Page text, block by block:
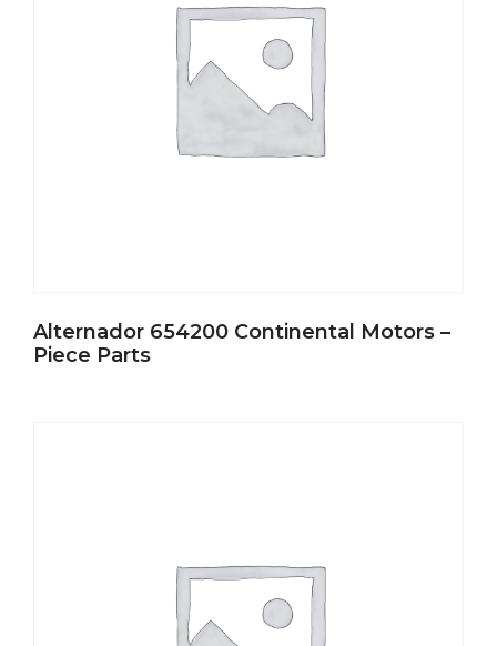
Alternador 654200 Continental Motors –
Piece Parts